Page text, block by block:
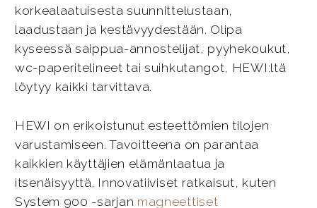
korkealaatuisesta suunnittelustaan,
laadustaan ja kestävyydestään. Olipa
kyseessä saippua-annostelijat, pyyhekoukut,
wc-paperitelineet tai suihkutangot, HEWI:ltä
löytyy kaikki tarvittava.
HEWI on erikoistunut esteettömien tilojen
varustamiseen. Tavoitteena on parantaa
kaikkien käyttäjien elämänlaatua ja
itsenäisyyttä. Innovatiiviset ratkaisut, kuten
System 900 -sarjan magneettiset